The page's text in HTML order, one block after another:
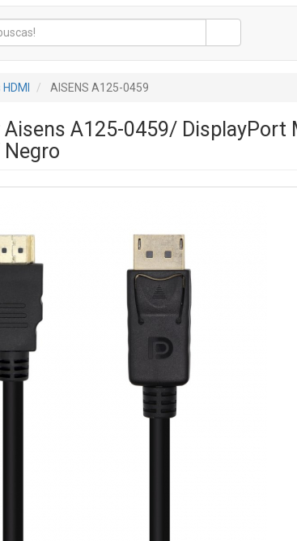
AISENS A125-0459
Aisens A125-0459/